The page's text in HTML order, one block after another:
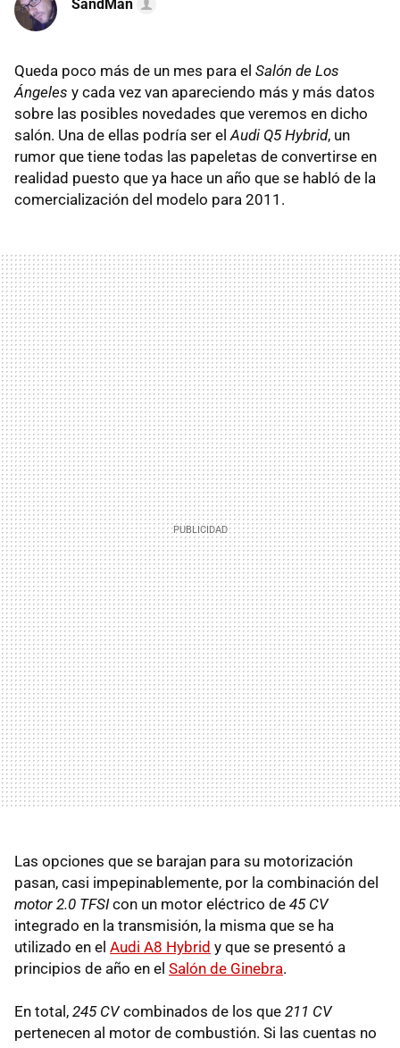
SandMan
Queda poco más de un mes para el Salón de Los
Ángeles y cada vez van apareciendo más y más datos
sobre las posibles novedades que veremos en dicho
salón. Una de ellas podría ser el Audi Q5 Hybrid, un
rumor que tiene todas las papeletas de convertirse en
realidad puesto que ya hace un año que se habló de la
comercialización del modelo para 2011.
Las opciones que se barajan para su motorización
pasan, casi impepinablemente, por la combinación del
motor 2.0 TFSIcon un motor eléctrico de 45 CV
integrado en la transmisión, la misma que se ha
utilizado en el Audi A8 Hybrid y que se presentó a
principios de año en el Salón de Ginebra.
En total, 245 CVcombinados de los que 211 CV
pertenecen al motor de combustión. Si las cuentas no